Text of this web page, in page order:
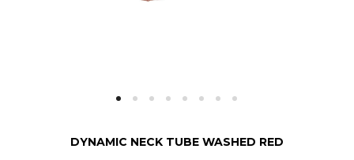
DYNAMIC NECK TUBE WASHED RED